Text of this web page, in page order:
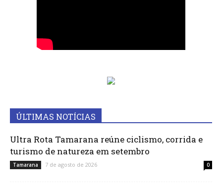
ÚLTIMAS NOTÍCIAS
Ultra Rota Tamarana reúne ciclismo, corrida e
turismo de natureza em setembro
Tamarana 7 de agosto de 2026 0